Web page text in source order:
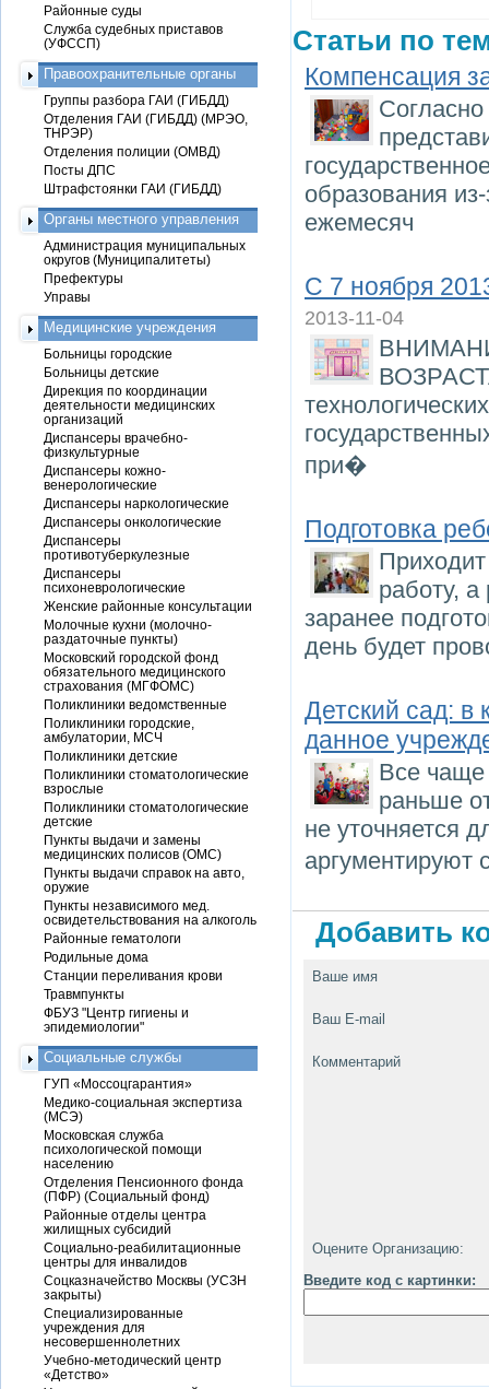
Статьи по
Компенсация
образования
ежемесяч
С 7 ноября
2013-11-04
при�
Подготовка
работу,
заранее
день будет
Детский сад: в
данное
Все чаще
раньше
не уточняется
аргументируют
Добавить
Ваше имя
Ваш E-mail
Комментарий
Оцените Организацию:
Введите код с картинки:
Районные суды
Служба судебных приставов
(УФССП)
Правоохранительные органы
Группы разбора ГАИ (ГИБДД)
Отделения ГАИ (ГИБДД) (МРЭО,
ТНРЭР)
Отделения полиции (ОМВД)
Посты ДПС
Штрафстоянки ГАИ (ГИБДД)
Органы местного управления
Администрация муниципальных
округов (Муниципалитеты)
Префектуры
Управы
Медицинские учреждения
Больницы городские
Больницы детские
Дирекция по координации
деятельности медицинских
организаций
Диспансеры врачебно-
физкультурные
Диспансеры кожно-
венерологические
Диспансеры наркологические
Диспансеры онкологические
Диспансеры
противотуберкулезные
Диспансеры
психоневрологические
Женские районные консультации
Молочные кухни (молочно-
раздаточные пункты)
Московский городской фонд
обязательного медицинского
страхования (МГФОМС)
Поликлиники ведомственные
Поликлиники городские,
амбулатории, МСЧ
Поликлиники детские
Поликлиники стоматологические
взрослые
Поликлиники стоматологические
детские
Пункты выдачи и замены
медицинских полисов (ОМС)
Пункты выдачи справок на авто,
оружие
Пункты независимого мед.
освидетельствования на алкоголь
Районные гематологи
Родильные дома
Станции переливания крови
Травмпункты
ФБУЗ "Центр гигиены и
эпидемиологии"
Социальные службы
ГУП «Моссоцгарантия»
Медико-социальная экспертиза
(МСЭ)
Московская служба
психологической помощи
населению
Отделения Пенсионного фонда
(ПФР) (Социальный фонд)
Районные отделы центра
жилищных субсидий
Социально-реабилитационные
центры для инвалидов
Соцказначейство Москвы (УСЗН
закрыты)
Специализированные
учреждения для
несовершеннолетних
Учебно-методический центр
«Детство»